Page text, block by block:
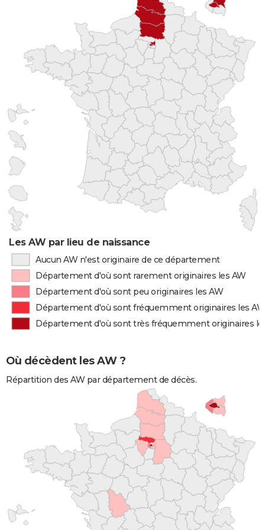
Les AW par lieu de naissance
Aucun AW n'est originaire de ce département
Département d'où sont rarement originaires les AW
Département d'où sont peu originaires les AW
Département d'où sont fréquemment originaires les
Département d'où sont très fréquemment originaires
Où décèdent les AW ?
Répartition des AW par département de décès.